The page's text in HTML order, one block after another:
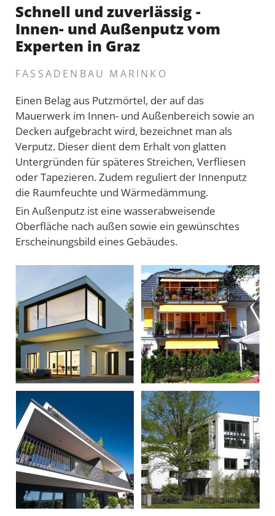
Schnell und zuverlässig -
Innen- und Außenputz vom
Experten in Graz
FASSADENBAU MARINKO
Einen Belag aus Putzmörtel, der auf das
Mauerwerk im Innen- und Außenbereich sowie an
Decken aufgebracht wird, bezeichnet man als
Verputz. Dieser dient dem Erhalt von glatten
Untergründen für späteres Streichen, Verfliesen
oder Tapezieren. Zudem reguliert der Innenputz
die Raumfeuchte und Wärmedämmung.
Ein Außenputz ist eine wasserabweisende
Oberfläche nach außen sowie ein gewünschtes
Erscheinungsbild eines Gebäudes.